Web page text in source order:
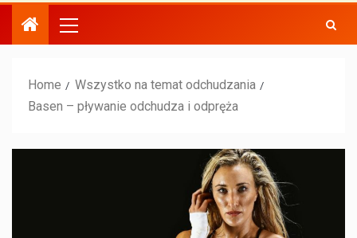
Home
Wszystko na temat odchudzania
Basen – pływanie odchudza i odpręża